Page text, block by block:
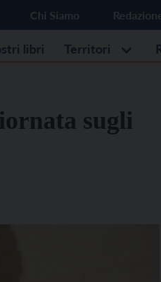
Chi Siamo
libri Territori
sugli